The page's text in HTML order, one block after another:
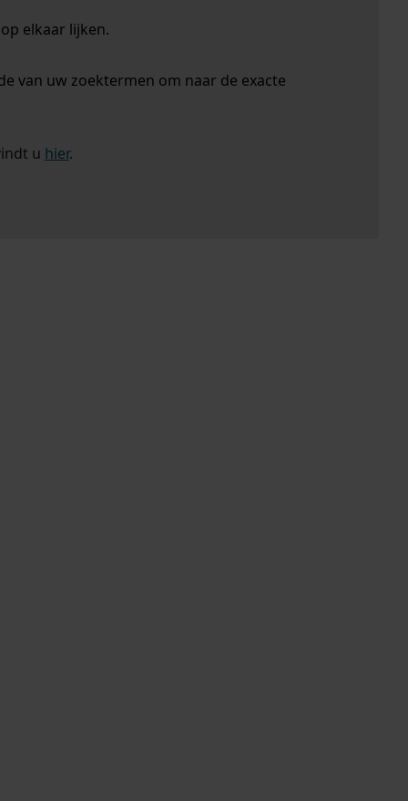
elkaar lijken.
van uw zoektermen om naar de exacte
u hier.